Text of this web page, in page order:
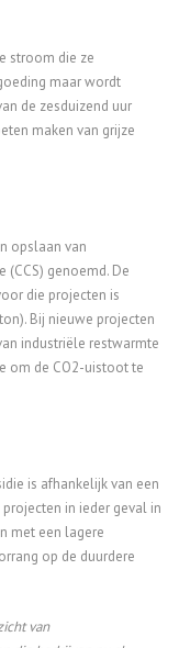
stroom die ze
maar wordt
de zesduizend uur
maken van grijze
opslaan van
(CCS) genoemd. De
die projecten is
Bij nieuwe projecten
industriële restwarmte
om de CO2-uistoot te
is afhankelijk van een
in ieder geval in
met een lagere
op de duurdere
van